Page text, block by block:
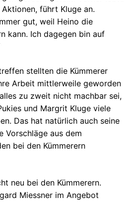
führt Kluge an.
gut, weil Heino die
kann. Ich dagegen bin auf
stellten die Kümmerer
Arbeit mittlerweile geworden
zu zweit nicht machbar sei,
und Margrit Kluge viele
Das hat natürlich auch seine
Vorschläge aus dem
bei den Kümmerern
neu bei den Kümmerern.
Miessner im Angebot